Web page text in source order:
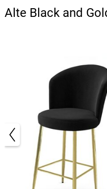
Alte Black and